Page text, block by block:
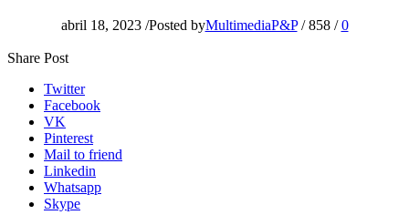
abril 18, 2023 /Posted byMultimediaP&P / 858 / 0
Share Post
Twitter
Facebook
VK
Pinterest
Mail to friend
Linkedin
Whatsapp
Skype